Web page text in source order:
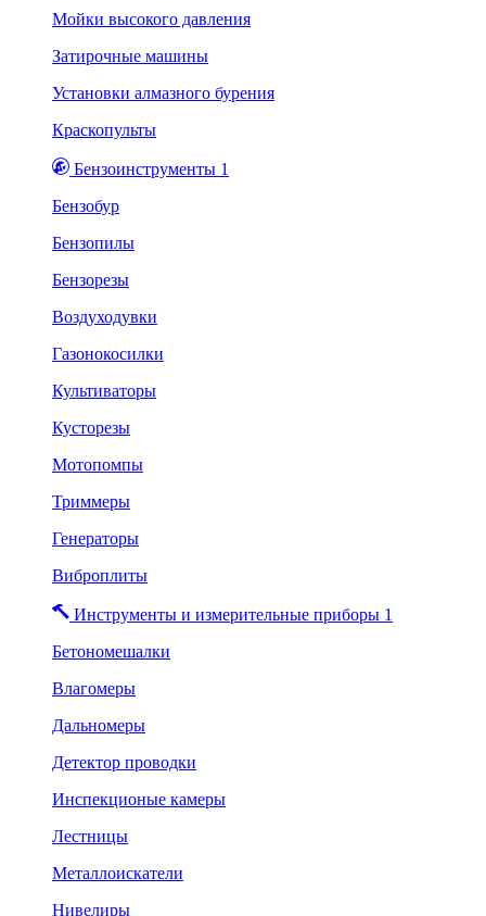
Мойки высокого давления
Затирочные машины
Установки алмазного бурения
Краскопульты
Бензоинструменты 1
Бензобур
Бензопилы
Бензорезы
Воздуходувки
Газонокосилки
Культиваторы
Кусторезы
Мотопомпы
Триммеры
Генераторы
Виброплиты
Инструменты и измерительные приборы 1
Бетономешалки
Влагомеры
Дальномеры
Детектор проводки
Инспекционые камеры
Лестницы
Металлоискатели
Нивелиры